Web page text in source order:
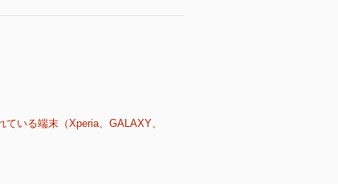
いる端末（Xperia、GALAXY、